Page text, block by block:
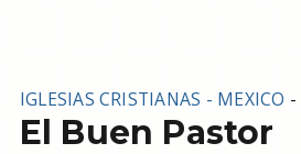
IGLESIAS CRISTIANAS - MEXICO -
El Buen Pastor